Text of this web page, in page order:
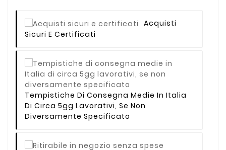
Acquisti
Sicuri E Certificati
Tempistiche Di Consegna Medie In Italia
Di Circa 5gg Lavorativi, Se Non
Diversamente Specificato